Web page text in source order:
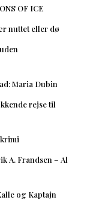
OF ICE
nuttet eller dø
Maria Dubin
rejse til
A. Frandsen – Al
og Kaptajn